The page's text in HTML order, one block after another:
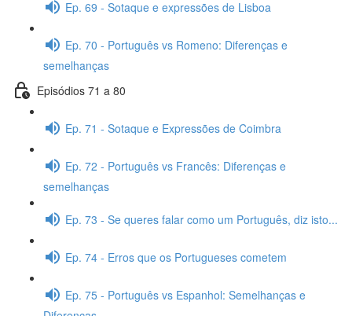
Ep. 69 - Sotaque e expressões de Lisboa
Ep. 70 - Português vs Romeno: Diferenças e
semelhanças
Episódios 71 a 80
Ep. 71 - Sotaque e Expressões de Coimbra
Ep. 72 - Português vs Francês: Diferenças e
semelhanças
Ep. 73 - Se queres falar como um Português, diz isto...
Ep. 74 - Erros que os Portugueses cometem
Ep. 75 - Português vs Espanhol: Semelhanças e